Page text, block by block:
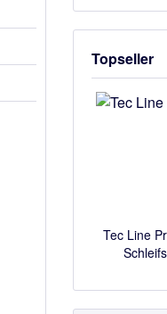
Topseller
Tec Line